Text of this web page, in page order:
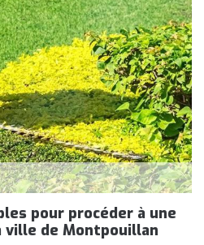
pour procéder à une
ville de Montpouillan